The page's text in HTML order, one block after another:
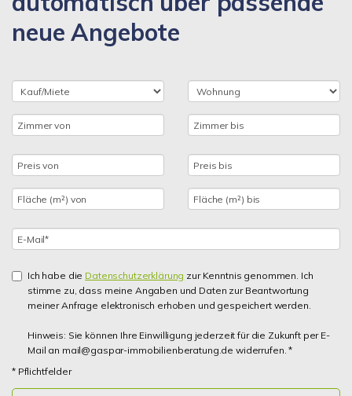
neue Angebote
Ich habe die Datenschutzerklärung zur Kenntnis genommen. Ich
stimme zu, dass meine Angaben und Daten zur Beantwortung
meiner Anfrage elektronisch erhoben und gespeichert werden.
Hinweis: Sie können Ihre Einwilligung jederzeit für die Zukunft per E-
Mail an mail@gaspar-immobilienberatung.de widerrufen. *
* Pflichtfelder